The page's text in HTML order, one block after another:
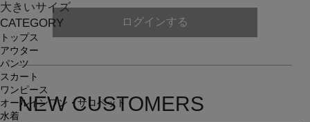
大きいサイズ
CATEGORY
トップス
アウター
パンツ
スカート
ワンピース
オールインワン・サロペット
水着
ログインする
NEW CUSTOMERS